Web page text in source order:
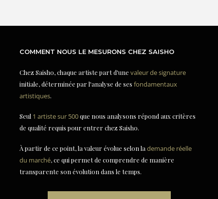
COMMENT NOUS LE MESURONS CHEZ SAISHO
Chez Saisho, chaque artiste part d'une valeur de signature
initiale, déterminée par l'analyse de ses fondamentaux
artistiques.
Seul 1 artiste sur 500que nous analysons répond aux critères
de qualité requis pour entrer chez Saisho.
À partir de ce point, la valeur évolue selon la demande réelle
du marché, ce qui permet de comprendre de manière
transparente son évolution dans le temps.